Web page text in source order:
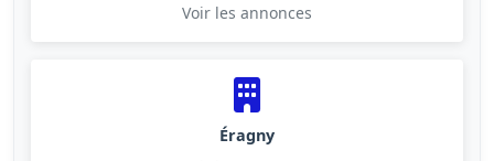
Voir les annonces
Éragny